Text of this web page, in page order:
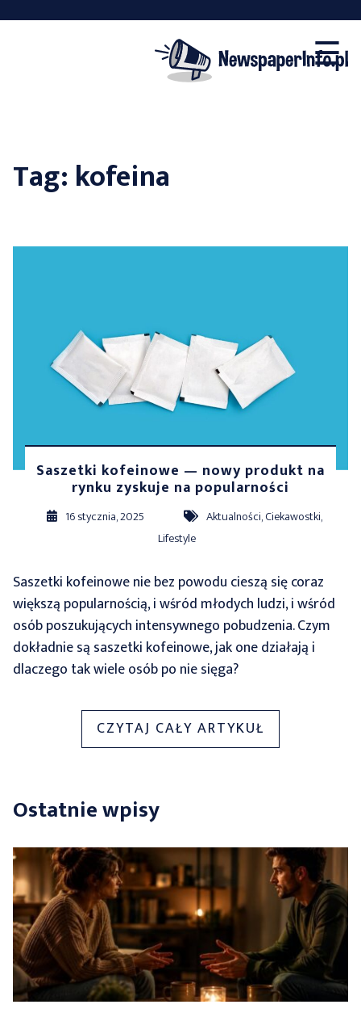
☰
×
Tag: kofeina
Saszetki kofeinowe — nowy produkt na
rynku zyskuje na popularności
16 stycznia, 2025 Aktualności,Ciekawostki,
Lifestyle
Saszetki kofeinowe nie bez powodu cieszą się coraz
większą popularnością, i wśród młodych ludzi, i wśród
osób poszukujących intensywnego pobudzenia. Czym
dokładnie są saszetki kofeinowe, jak one działają i
dlaczego tak wiele osób po nie sięga?
CZYTAJ CAŁY ARTYKUŁ
KOFEINOWE
RYNKU
ZYSKUJE
NA
Ostatnie wpisy